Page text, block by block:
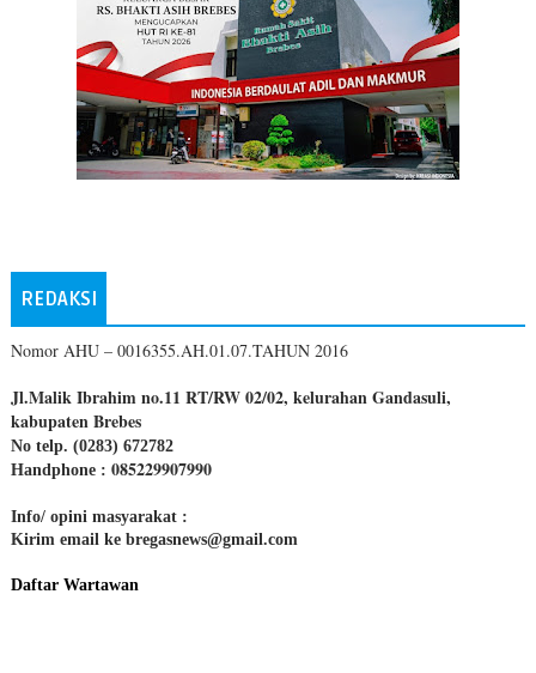
REDAKSI
Nomor AHU – 0016355.AH.01.07.TAHUN 2016
Jl.Malik Ibrahim no.11 RT/RW 02/02, kelurahan Gandasuli,
kabupaten Brebes
No telp. (0283) 672782
Handphone : 085229907990
Info/ opini masyarakat :
Kirim email ke bregasnews@gmail.com
Daftar Wartawan